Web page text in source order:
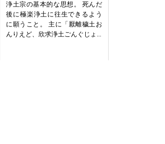
浄土宗の基本的な思想。 死んだ
後に極楽浄土に往生できるよう
に願うこと。 主に「厭離穢土お
んりえど、欣求浄土ごんぐじょ...